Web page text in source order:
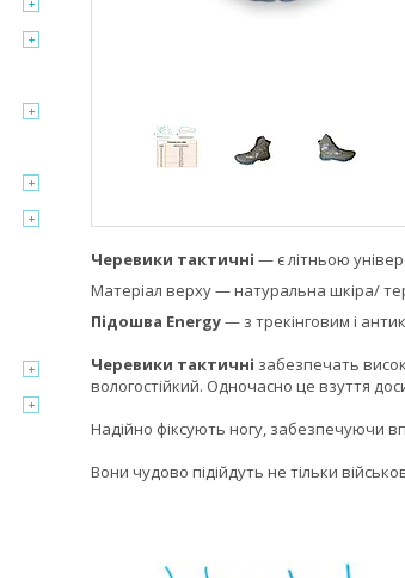
Черевики тактичні — є літньою
Матеріал верху — натуральна шкіра/
Підошва Energy— з трекінговим і
Черевики тактичні забезпечать
вологостійкий. Одночасно це взуття
Надійно фіксують ногу, забезпечуючи
Вони чудово підійдуть не тільки